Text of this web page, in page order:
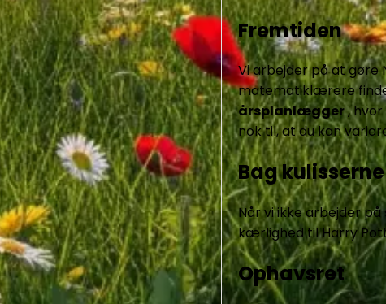
Fremtiden
Vi arbejder på at
matematiklærere
årsplanlægger, hvor
nok til, at du kan
Bag kulisserne
Når vi ikke arbejder
kærlighed til Harry
Ophavsret